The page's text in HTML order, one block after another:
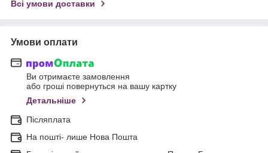
Всі умови доставки
Умови оплати
Ви отримаєте замовлення
або гроші повернуться на вашу картку
Детальніше
Післяплата
На пошті- лише Нова Пошта